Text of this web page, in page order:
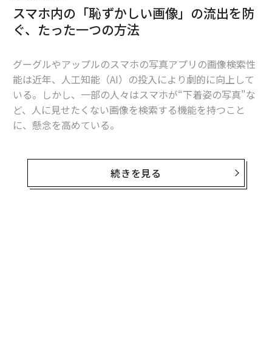
スマホ内の「恥ずかしい画像」の流出を防
ぐ、たった一つの方法
グーグルやアップルのスマホの写真アプリの画像検索性
能は近年、人工知能（AI）の投入により劇的に向上して
いる。しかし、一部の人々はスマホが“下着姿の写真"な
ど、人に見せたくない画像を検索する機能を持つこと
に、懸念を高めている。
グーグルやアップルはマシンラーニングの仕組みで端末
内の画像を検索する。犬や猫の画像は簡単に発見できる
し、下着姿の女性の写真を探すことも可能だ。ただし、
続きを見る